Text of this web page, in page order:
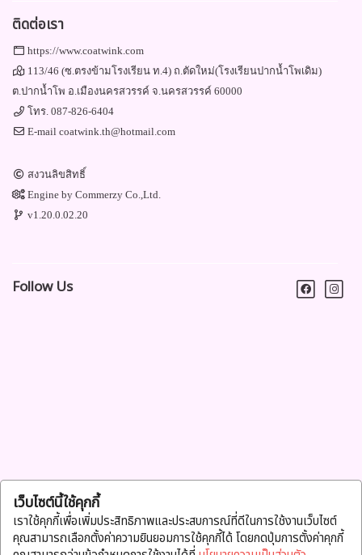
เว็บไซต์นี้ใช้คุกกี้
เราใช้คุกกี้เพื่อเพิ่มประสิทธิภาพและประสบการณ์ที่ดีในการใช้งานเว็บไซต์
คุณสามารถเลือกตั้งค่าความยินยอมการใช้คุกกี้ได้ โดยกดปุ่มการตั้งค่าคุกกี้
ติดต่อเรา
https://www.coatwink.com
113/46 (ซ.ตรงข้ามโรงเรียน ท.4) ถ.ตัดใหม่(โรงเรียนปากน้ำโพเดิม)
ต.ปากน้ำโพ อ.เมืองนครสวรรค์ จ.นครสวรรค์ 60000
โทร.087-826-6404
E-mailcoatwink.th@hotmail.com
สงวนลิขสิทธิ์
Engine byCommerzy Co.,Ltd.
v1.20.0.02.20
Follow Us